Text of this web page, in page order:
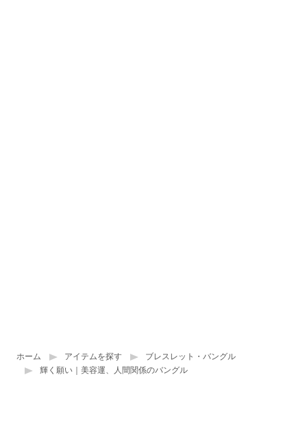
ホーム アイテムを探す
ブレスレット・バングル
輝く願い｜美容運、人間関係のバングル